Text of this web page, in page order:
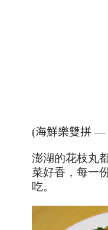
(海鮮樂雙拼 —
澎湖的花枝丸
菜好香，每一
吃。